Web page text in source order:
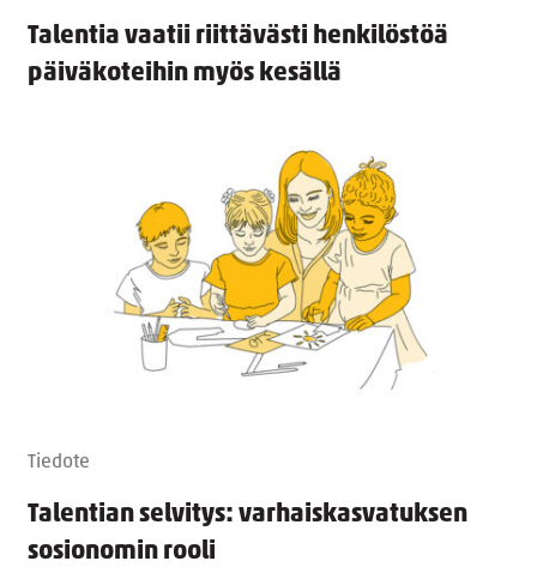
Talentia vaatii riittävästi henkilöstöä
päiväkoteihin myös kesällä
Tiedote
Talentian selvitys: varhaiskasvatuksen
sosionomin rooli